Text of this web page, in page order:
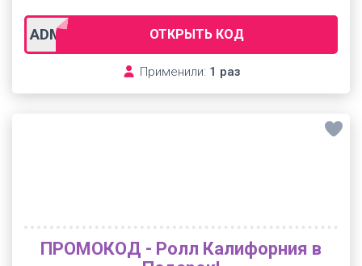
ADMFIRST ОТКРЫТЬ КОД
Применили: 1 раз
ПРОМОКОД - Ролл Калифорния в